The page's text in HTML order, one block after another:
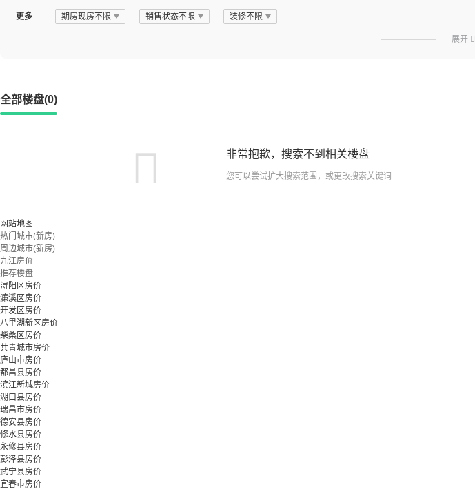
更多 期房现房不限 销售状态不限 装修不限
展开 
全部楼盘(0)
非常抱歉，搜索不到相关楼盘
您可以尝试扩大搜索范围，或更改搜索关键词
网站地图
热门城市(新房)
周边城市(新房)
九江房价
推荐楼盘
浔阳区房价
濂溪区房价
开发区房价
八里湖新区房价
柴桑区房价
共青城市房价
庐山市房价
都昌县房价
滨江新城房价
湖口县房价
瑞昌市房价
德安县房价
修水县房价
永修县房价
彭泽县房价
武宁县房价
宜春市房价